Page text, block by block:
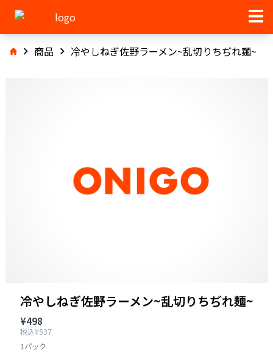
商品 冷やしねぎ佐野ラーメン~乱切りちぢれ麺~
冷やしねぎ佐野ラーメン~乱切りちぢれ麺~
¥498
税込¥537
1パック